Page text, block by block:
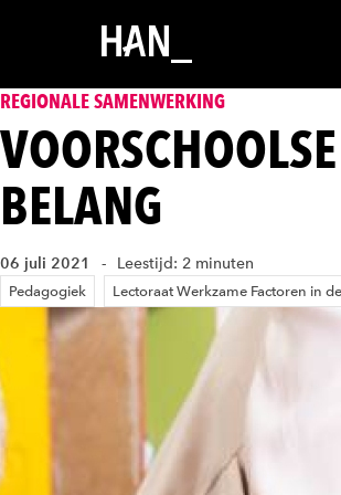
REGIONALE SAMENWERKING
BELANG
06 juli 2021 Leestijd: 2 minuten
Pedagogiek Lectoraat Werkzame Factoren in